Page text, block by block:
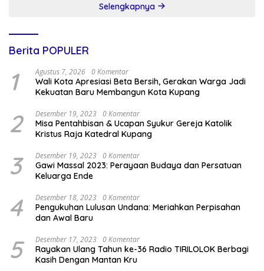
Selengkapnya
Berita POPULER
1 Agustus 7, 2026 0 Komentar
Wali Kota Apresiasi Beta Bersih, Gerakan Warga Jadi
Kekuatan Baru Membangun Kota Kupang
2 Desember 19, 2023 0 Komentar
Misa Pentahbisan & Ucapan Syukur Gereja Katolik
Kristus Raja Katedral Kupang
3 Desember 19, 2023 0 Komentar
Gawi Massal 2023: Perayaan Budaya dan Persatuan
Keluarga Ende
4 Desember 18, 2023 0 Komentar
Pengukuhan Lulusan Undana: Meriahkan Perpisahan
dan Awal Baru
5 Desember 17, 2023 0 Komentar
Rayakan Ulang Tahun ke-36 Radio TIRILOLOK Berbagi
Kasih Dengan Mantan Kru